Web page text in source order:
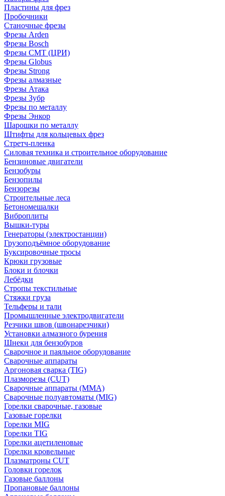
Пластины для фрез
Пробочники
Станочные фрезы
Фрезы Arden
Фрезы Bosch
Фрезы CMT (ЦРИ)
Фрезы Globus
Фрезы Strong
Фрезы алмазные
Фрезы Атака
Фрезы Зубр
Фрезы по металлу
Фрезы Энкор
Шарошки по металлу
Штифты для кольцевых фрез
Стретч-пленка
Силовая техника и строительное оборудование
Бензиновые двигатели
Бензобуры
Бензопилы
Бензорезы
Строительные леса
Бетономешалки
Виброплиты
Вышки-туры
Генераторы (электростанции)
Грузоподъёмное оборудование
Буксировочные тросы
Крюки грузовые
Блоки и блочки
Лебёдки
Стропы текстильные
Стяжки груза
Тельферы и тали
Промышленные электродвигатели
Резчики швов (швонарезчики)
Установки алмазного бурения
Шнеки для бензобуров
Сварочное и паяльное оборудование
Сварочные аппараты
Аргоновая сварка (TIG)
Плазморезы (CUT)
Сварочные аппараты (MMA)
Сварочные полуавтоматы (MIG)
Горелки сварочные, газовые
Газовые горелки
Горелки MIG
Горелки TIG
Горелки ацетиленовые
Горелки кровельные
Плазматроны CUT
Головки горелок
Газовые баллоны
Пропановые баллоны